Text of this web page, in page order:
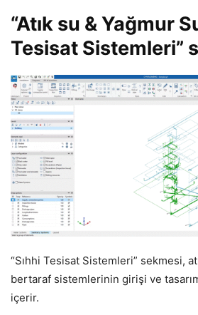
“Atık su & Yağmur
Tesisat Sistemleri”
“Sıhhi Tesisat Sistemleri” sekmesi,
bertaraf sistemlerinin girişi ve
içerir.